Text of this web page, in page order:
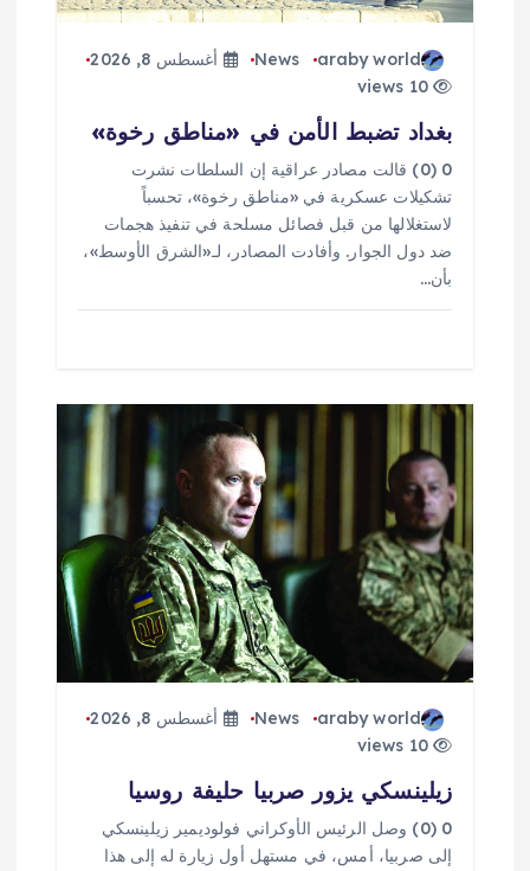
ت
araby world
News
أغسطس 8, 2026
10 views
بغداد تضبط الأمن في «مناطق رخوة»
0 (0) قالت مصادر عراقية إن السلطات نشرت
تشكيلات عسكرية في «مناطق رخوة»، تحسباً
لاستغلالها من قبل فصائل مسلحة في تنفيذ هجمات
ضد دول الجوار. وأفادت المصادر، لـ«الشرق الأوسط»،
بأن…
araby world
News
أغسطس 8, 2026
10 views
زيلينسكي يزور صربيا حليفة روسيا
0 (0) وصل الرئيس الأوكراني فولوديمير زيلينسكي
إلى صربيا، أمس، في مستهل أول زيارة له إلى هذا